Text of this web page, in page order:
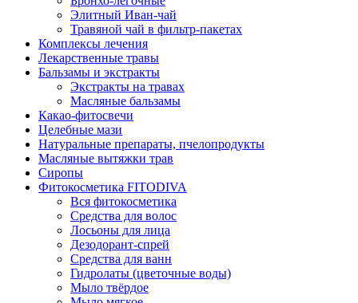
Элитный Иван-чай
Травяной чай в фильтр-пакетах
Комплексы лечения
Лекарственные травы
Бальзамы и экстракты
Экстракты на травах
Масляные бальзамы
Какао-фитосвечи
Целебные мази
Натуральные препараты, пчелопродукты
Масляные вытяжки трав
Сиропы
Фитокосметика FITODIVA
Вся фитокосметика
Средства для волос
Лосьоны для лица
Дезодорант-спрей
Средства для ванн
Гидролаты (цветочные воды)
Мыло твёрдое